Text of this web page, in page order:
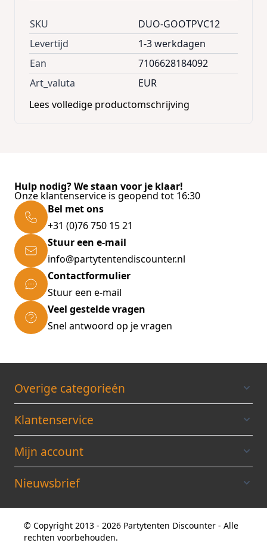
SKU
DUO-GOOTPVC12
Levertijd
1-3 werkdagen
Ean
7106628184092
Art_valuta
EUR
Lees volledige productomschrijving
Hulp nodig? We staan voor je klaar!
Onze klantenservice is geopend tot 16:30
Bel met ons
+31 (0)76 750 15 21
Stuur een e-mail
info@partytentendiscounter.nl
Contactformulier
Stuur een e-mail
Veel gestelde vragen
Snel antwoord op je vragen
Overige categorieén
Klantenservice
Mijn account
Nieuwsbrief
© Copyright 2013 - 2026 Partytenten Discounter - Alle
rechten voorbehouden.